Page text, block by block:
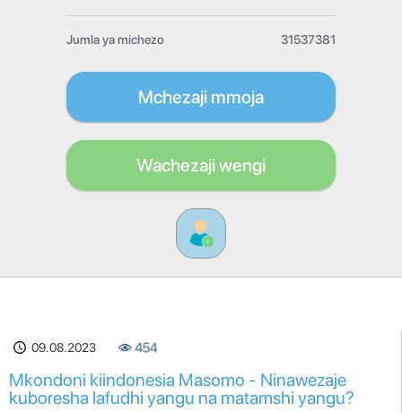
Jumla ya michezo 31537381
Mchezaji mmoja
Wachezaji wengi
09.08.2023 454
Mkondoni kiindonesia Masomo - Ninawezaje
kuboresha lafudhi yangu na matamshi yangu?